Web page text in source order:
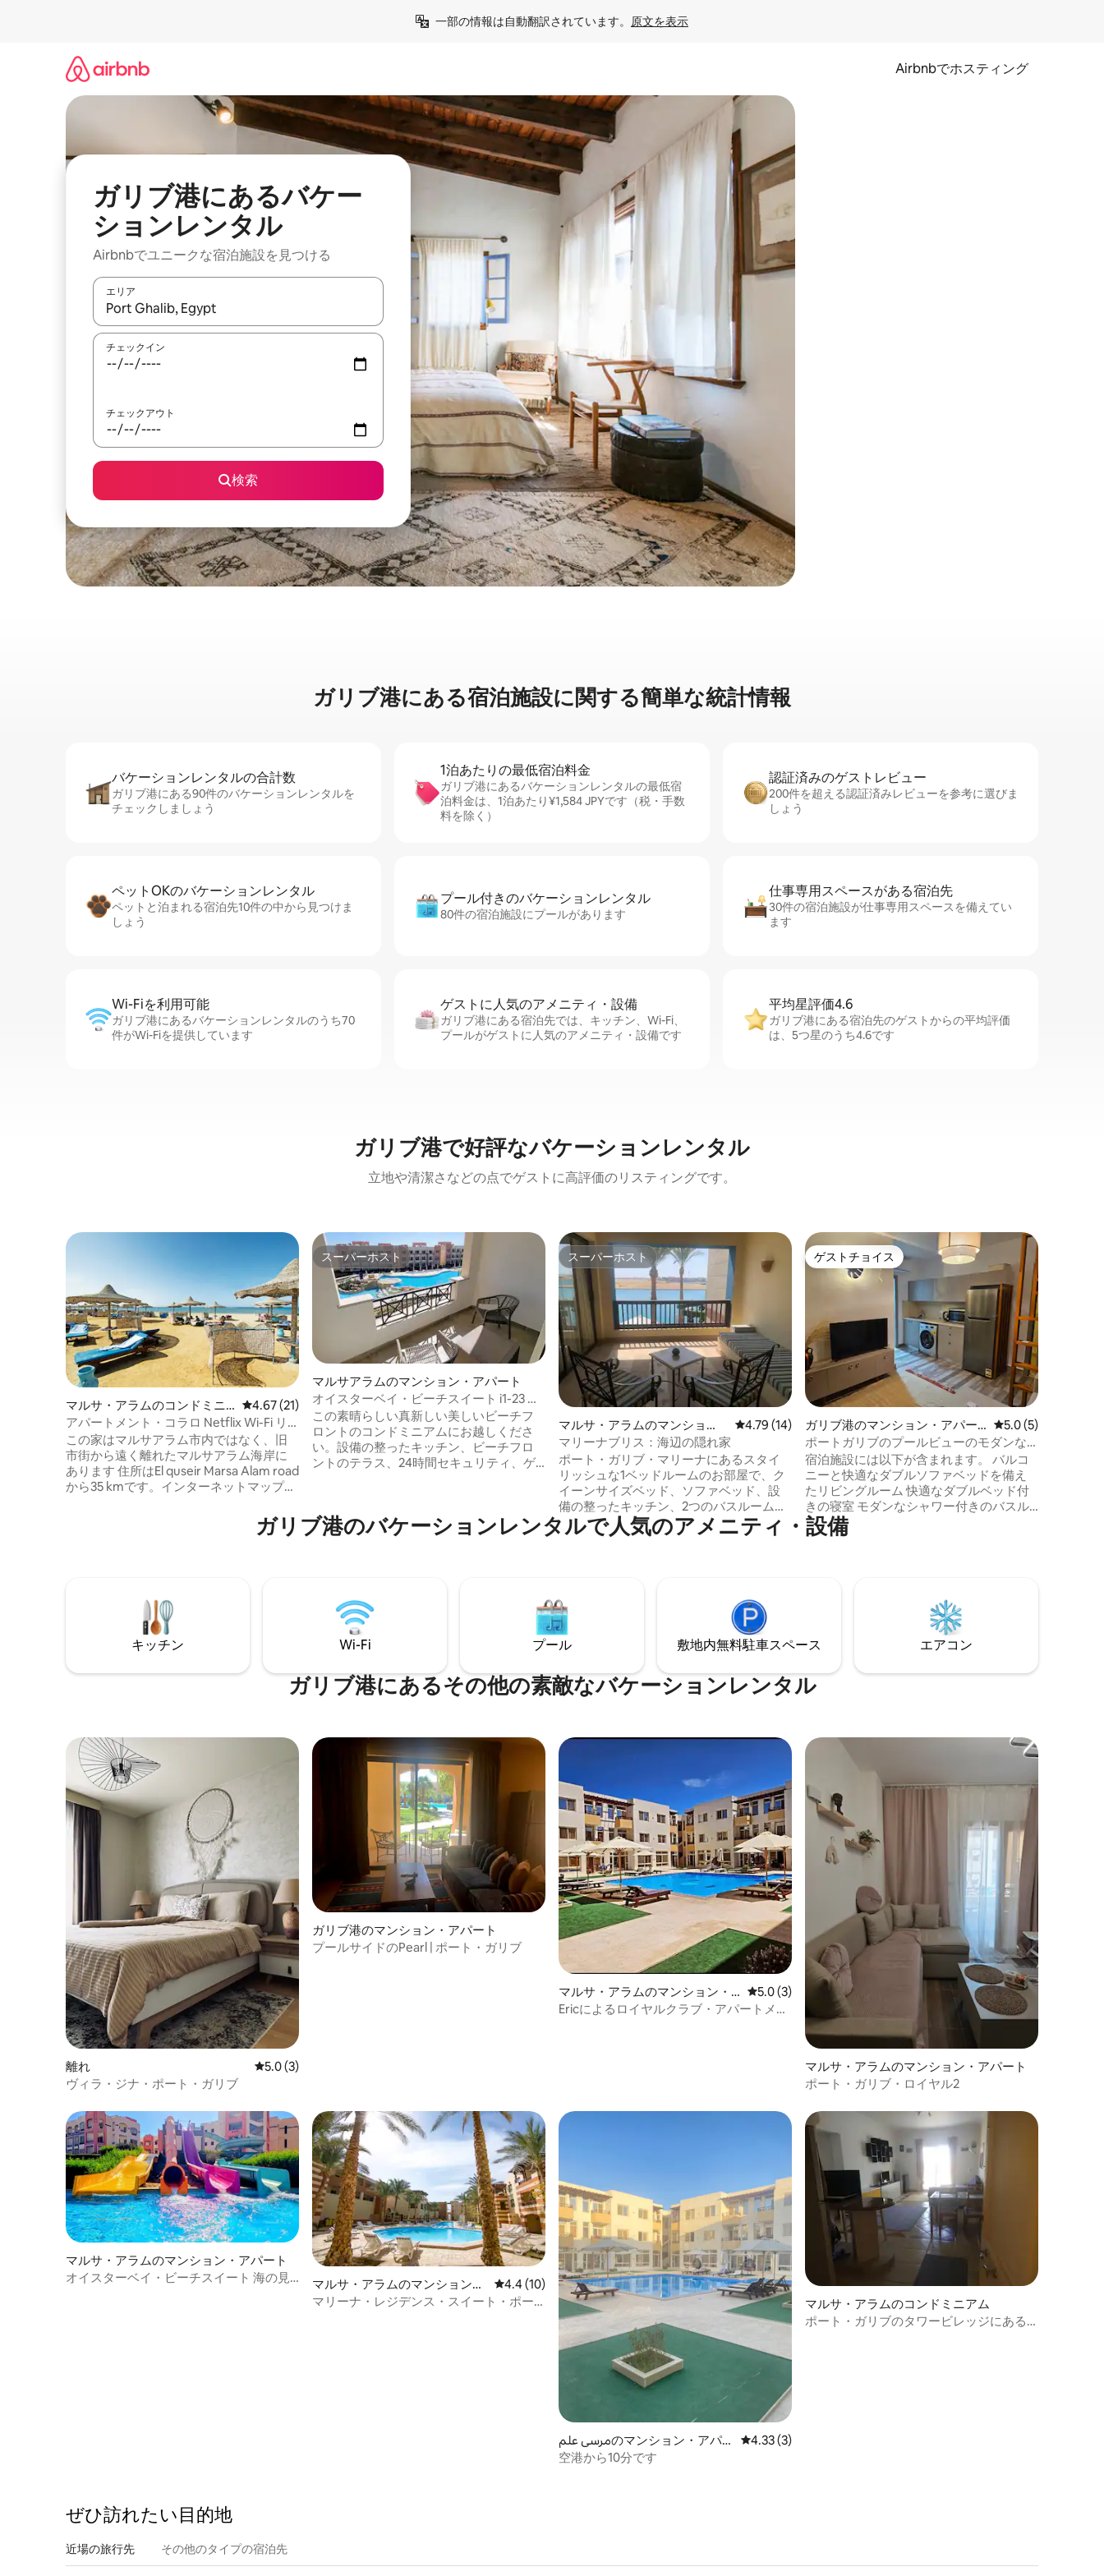
一部の情報は自動翻訳されています。 原文を表示
Airbnbでホスティング
ガリブ港にあるバケー
ションレンタル
Airbnbでユニークな宿泊施設を見つける
エリア
検索結果が表示されたら、上下の矢印キーを使って移動するか、画面をタッチまたはスワイプして検索結果を確認することができます。
チェックイン
チェックアウト
検索
ガリブ港に⁠あ⁠る宿⁠泊⁠施⁠設⁠に関⁠す⁠る簡⁠単⁠な統⁠計⁠情⁠報
バケーションレ⁠ン⁠タ⁠ル⁠の合⁠計⁠数
ガリブ港にある90件のバケーションレンタルを
チェックしましょう
1泊あたりの最⁠低⁠宿⁠泊⁠料⁠金
ガリブ港にあるバケーションレンタルの最低宿
泊料金は、1泊あたり¥1,584 JPYです（税・手数
料を除く）
認証済みのゲ⁠ス⁠ト⁠レ⁠ビ⁠ュ⁠ー
200件を超える認証済みレビューを参考に選びま
しょう
ペットOKのバ⁠ケ⁠ー⁠シ⁠ョ⁠ンレ⁠ン⁠タ⁠ル
ペットと泊まれる宿泊先10件の中から見つけま
しょう
プール付きのバ⁠ケ⁠ー⁠シ⁠ョ⁠ンレ⁠ン⁠タ⁠ル
80件の宿泊施設にプールがあります
仕事専用ス⁠ペ⁠ー⁠スがあ⁠る宿⁠泊⁠先
30件の宿泊施設が仕事専用スペースを備えてい
ます
Wi-Fiを利⁠用⁠可⁠能
ガリブ港にあるバケーションレンタルのうち70
件がWi-Fiを提供しています
ゲストに人⁠気⁠のア⁠メ⁠ニ⁠テ⁠ィ・設⁠備
ガリブ港にある宿泊先では、キッチン、Wi-Fi、
プールがゲストに人気のアメニティ・設備です
平均星評価4.6
ガリブ港にある宿泊先のゲストからの平均評価
は、5つ星のうち4.6です
ガリブ港で好評なバケーションレンタル
立地や清潔さなどの点でゲストに高評価のリスティングです。
マルサ・アラムのコンドミニ
アム
レビュー21件、5つ星中4.67つ星の平均評価
4.67 (21)
アパートメント・コラロ Netflix Wi-Fi リ
ーフプール
この家はマルサアラム市内ではなく、旧
市街から遠く離れたマルサアラム海岸に
あります 住所はEl quseir Marsa Alam road
から35 kmです。インターネットマップを
客向けのリゾートはすべて海岸沿いにあ
り、市内にはありません。 エジプト人ま
パーマーケット、ショップ。薬局。ホテ
ルにはATMがあります。医者。リゾート
はビーチフロントで、サンベッドとパラ
ソルは無料で、フラットから徒歩2分で
スーパーホスト
スーパーホスト
マルサアラムのマンション・アパート
オイスターベイ・ビーチスイート i1-23 モ
ダンで豪華
この素晴らしい真新しい美しいビーチフ
ロントのコンドミニアムにお越しくださ
い。設備の整ったキッチン、ビーチフロ
ントのテラス、24時間セキュリティ、ゲ
ィニティプール、スパ、ビーチへの直接
アクセス、エンターテイメントチーム、
ング旅行、ガラス底ボート、ATVサファリ
アドベンチャー、ベドウィンジープ旅
行、自然公園など、たくさんのアクティ
ビティをお楽しみいただけます！
スーパーホスト
スーパーホスト
マルサ・アラムのマンショ
ン・アパート
レビュー14件、5つ星中4.79つ星の平均評価
4.79 (14)
マリーナブリス：海辺の隠れ家
ポート・ガリブ・マリーナにあるスタイ
リッシュな1ベッドルームのお部屋で、ク
イーンサイズベッド、ソファベッド、設
備の整ったキッチン、2つのバスルーム、
美しいマリーナと海の景色が楽しめるバ
ルコニーが備わっています。プライベー
あるレストランでは、水曜日と木曜日に
ライブミュージックが行われ、活気のあ
る雰囲気になります。そのため、眠りが
浅い方は、これらの夜に深夜0時まで音楽
が聞こえる場合があります。
ゲストチョイス
ゲストチョイス
ガリブ港のマンション・アパー
ト
レビュー5件、5つ
5.0 (5)
ポートガリブのプールビューのモダンな
アパート
宿泊施設には以下が含まれます。 バルコ
ニーと快適なダブルソファベッドを備え
たリビングルーム 快適なダブルベッド付
きの寝室 モダンなシャワー付きのバスル
ーム エアコン 43インチ薄型テレビ ケト
ル、オーブン、冷凍庫付きの大型冷蔵
リペイドカードによる電気と水。 含まれ
るもの： 24時間セキュリティサービス
ガリブ港のバケーションレンタルで人気のアメニティ・設備
キッチン Wi-Fi プール 敷地内無料駐⁠車ス⁠ペ⁠ー⁠ス エアコン
ガリブ港にあるその他の素敵なバケーションレンタル
離れ レビュー3件、5つ星中5.0つ星の平均評価
5.0 (3)
ヴィラ・ジナ・ポート・ガリブ
ガリブ港のマンション・アパート
プールサイドのPearl | ポート・ガリブ
マルサ・アラムのマンション・
アパート
レビュー3件、5つ星中5.0つ星の平均評価
5.0 (3)
Ericによるロイヤルクラブ・アパートメン
マルサ・アラムのマンション・アパート
ポート・ガリブ・ロイヤル2
マルサ・アラムのマンション・アパート
オイスターベイ・ビーチスイート 海の見
マルサ・アラムのマンション・
アパート
レビュー10件、5つ星中4.4つ星の平均評価
4.4 (10)
マリーナ・レジデンス・スイート・ポー
مرسى علمのマンション・アパー
ト
レビュー3件、5つ星中4.33つ星の平均評価
4.33 (3)
空港から10分です
マルサ・アラムのコンドミニアム
ポート・ガリブのタワービレッジにある
ぜひ訪⁠れ⁠た⁠い目⁠的⁠地
近場の旅行先 その他のタ⁠イ⁠プ⁠の宿⁠泊⁠先